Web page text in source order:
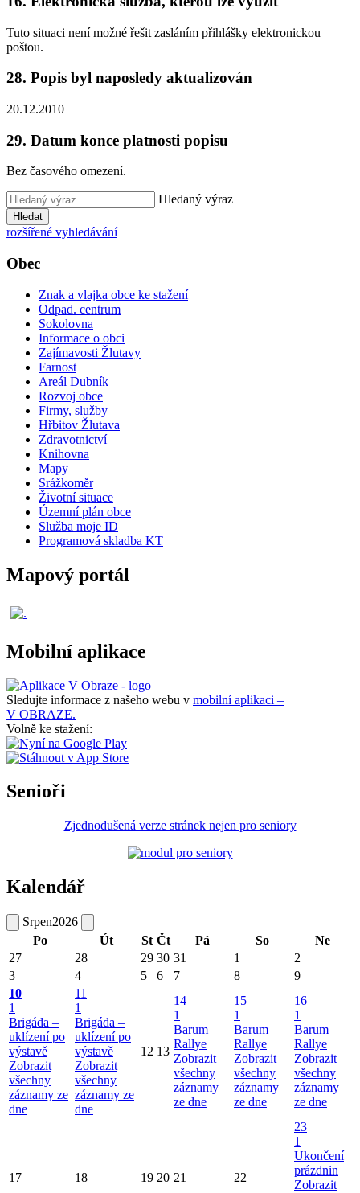
Tuto situaci není možné řešit zasláním přihlášky elektronickou
poštou.
28. Popis byl naposledy aktualizován
20.12.2010
29. Datum konce platnosti popisu
Bez časového omezení.
Hledaný výraz
Hledat
rozšířené vyhledávání
Obec
Znak a vlajka obce ke stažení
Odpad. centrum
Sokolovna
Informace o obci
Zajímavosti Žlutavy
Farnost
Areál Dubník
Rozvoj obce
Firmy, služby
Hřbitov Žlutava
Zdravotnictví
Knihovna
Mapy
Srážkoměr
Životní situace
Územní plán obce
Služba moje ID
Programová skladba KT
Mapový portál
Mobilní aplikace
Sledujte informace z našeho webu v mobilní aplikaci –
V OBRAZE.
Volně ke stažení:
Senioři
Zjednodušená verze stránek nejen pro seniory
Kalendář
Srpen2026
Po
Út St Čt Pá So
Ne
27
28 29 30 31 1
2
3
4 5 6 7 8
9
10
1
Brigáda –
uklízení po
výstavě
Zobrazit
všechny
záznamy ze
dne
11
1
Brigáda –
uklízení po
výstavě
Zobrazit
všechny
záznamy ze
dne
12 13
14
1
Barum
Rallye
Zobrazit
všechny
záznamy
ze dne
15
1
Barum
Rallye
Zobrazit
všechny
záznamy
ze dne
16
1
Barum
Rallye
Zobrazit
všechny
záznamy
ze dne
17 18 19 20 21 22
23
1
Ukončení
prázdnin
Zobrazit